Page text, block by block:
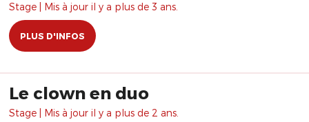
Stage | Mis à jour il y a plus de 3 ans.
PLUS D'INFOS
Le clown en duo
Stage | Mis à jour il y a plus de 2 ans.